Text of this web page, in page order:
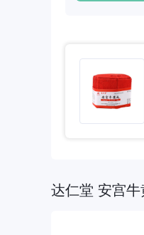
达仁堂 安宫